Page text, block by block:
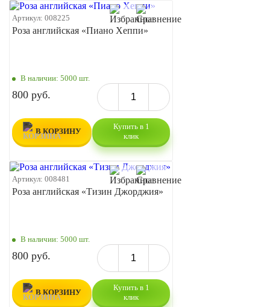
Артикул: 008225
Роза английская «Пиано Хеппи»
В наличии: 5000 шт.
800 руб.
В КОРЗИНУ
Купить в 1
клик
Артикул: 008481
Роза английская «Тизин Джорджия»
В наличии: 5000 шт.
800 руб.
В КОРЗИНУ
Купить в 1
клик